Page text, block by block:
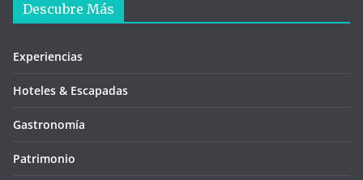
Descubre Más
Experiencias
Hoteles & Escapadas
Gastronomía
Patrimonio